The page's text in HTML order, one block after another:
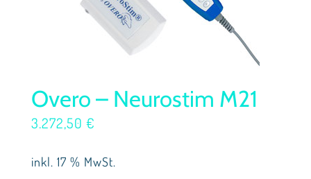
Overo – Neurostim M21
3.272,50 €
inkl. 17 % MwSt.